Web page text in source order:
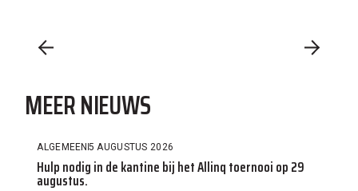
MEER NIEUWS
ALGEMEEN 5 AUGUSTUS 2026
Hulp nodig in de kantine bij het Allinq toernooi op 29
augustus.